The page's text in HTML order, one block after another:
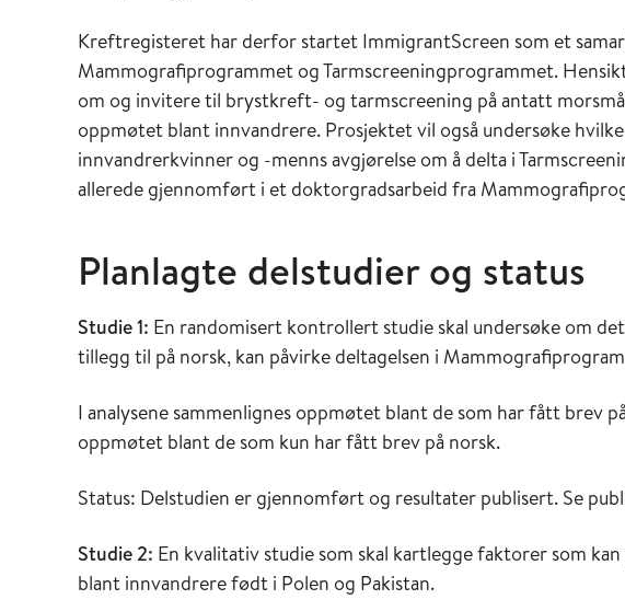
Kreftregisteret har derfor startet ImmigrantScreen som et
Mammografiprogrammet og Tarmscreeningprogrammet.
om og invitere til brystkreft- og tarmscreening på antatt
oppmøtet blant innvandrere. Prosjektet vil også undersøke
innvandrerkvinner og -menns avgjørelse om å delta i
allerede gjennomført i et doktorgradsarbeid fra
Planlagte delstudier og status
Studie 1: En randomisert kontrollert studie skal undersøke om
tillegg til på norsk, kan påvirke deltagelsen i
I analysene sammenlignes oppmøtet blant de som har fått brev
oppmøtet blant de som kun har fått brev på norsk.
Status: Delstudien er gjennomført og resultater publisert. Se
Studie 2: En kvalitativ studie som skal kartlegge faktorer som
blant innvandrere født i Polen og Pakistan.